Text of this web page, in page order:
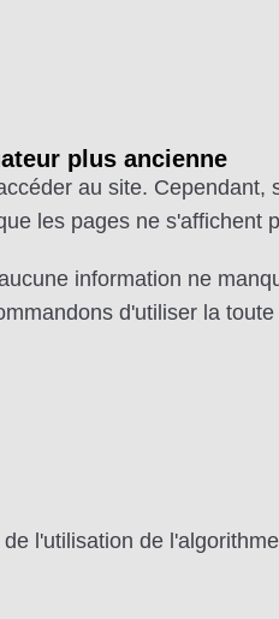
plus ancienne
au site.
les pages ne s'affichent
information ne
d'utiliser la
l'utilisation de